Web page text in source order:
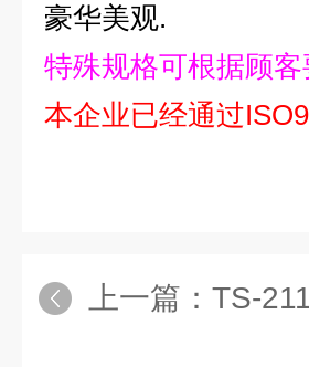
豪华美观.
特殊规格可根据顾
本企业已经通过
上一篇： TS-